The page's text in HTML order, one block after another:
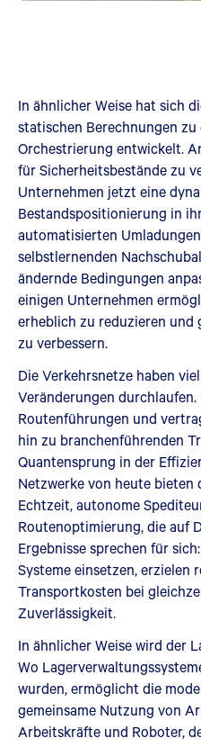
In ähnlicher Weise hat sich
statischen Berechnungen
Orchestrierung entwickelt.
für Sicherheitsbestände zu
Unternehmen jetzt eine
Bestandspositionierung in
automatisierten
selbstlernenden
ändernde Bedingungen
einigen Unternehmen
erheblich zu reduzieren und
zu verbessern.
Die Verkehrsnetze haben
Veränderungen
Routenführungen und
hin zu branchenführenden
Quantensprung in der
Netzwerke von heute
Echtzeit, autonome
Routenoptimierung, die auf
Ergebnisse sprechen für
Systeme einsetzen, erzielen
Transportkosten bei
Zuverlässigkeit.
In ähnlicher Weise wird der
Wo
wurden, ermöglicht die
gemeinsame Nutzung von
Arbeitskräfte und Roboter,